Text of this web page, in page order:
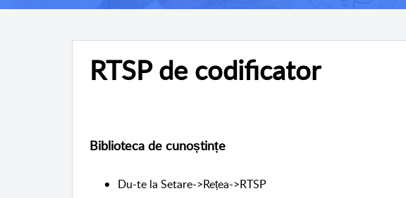
RTSP de codificator
Biblioteca de cunoștințe
Du-te la Setare->Rețea->RTSP